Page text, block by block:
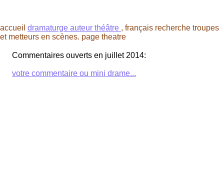
accueil dramaturge auteur théâtre , français recherche troupes
et metteurs en scènes. page theatre
Commentaires ouverts en juillet 2014:
votre commentaire ou mini drame...